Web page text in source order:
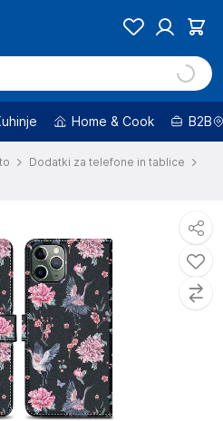
Home & Cook B2B
Dodatki za telefone in tablice